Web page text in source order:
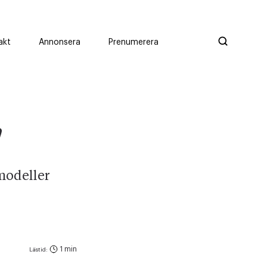
Annonsera Prenumerera
Lästid: 1 min